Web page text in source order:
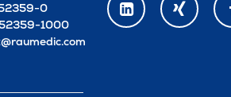
LINKEDINXING
0
1000